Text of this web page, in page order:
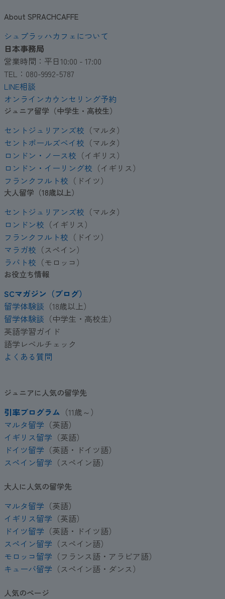
About SPRACHCAFFE
シュプラッハカフェについて
日本事務局
営業時間：平日10:00 - 17:00
TEL：080-9992-5787
LINE相談
オンラインカウンセリング予約
ジュニア留学（中学生・高校生）
セントジュリアンズ校 （マルタ）
セントポールズベイ校 （マルタ）
ロンドン・ノース校 （イギリス）
ロンドン・イーリング校 （イギリス）
フランクフルト校 （ドイツ）
大人留学（18歳以上）
セントジュリアンズ校 （マルタ）
ロンドン校 （イギリス）
フランクフルト校 （ドイツ）
マラガ校 （スペイン）
ラバト校 （モロッコ）
お役立ち情報
SCマガジン（ブログ）
留学体験談 （18歳以上）
留学体験談 （中学生・高校生）
英語学習ガイド
語学レベルチェック
よくある質問
ジュニアに人気の留学先
引率プログラム （11歳～）
マルタ留学 （英語）
イギリス留学 （英語）
ドイツ留学 （英語・ドイツ語）
スペイン留学 （スペイン語）
大人に人気の留学先
マルタ留学 （英語）
イギリス留学 （英語）
ドイツ留学 （英語・ドイツ語）
スペイン留学 （スペイン語）
モロッコ留学 （フランス語・アラビア語）
キューバ留学 （スペイン語・ダンス）
人気のページ